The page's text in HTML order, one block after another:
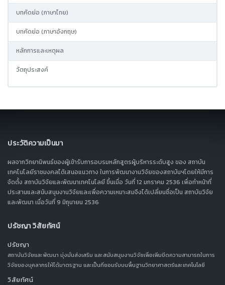
บทคัดย่อ (ภาษาไทย)
บทคัดย่อ (ภาษาอังกฤษ)
หลักการและเหตุผล
วัตถุประสงค์
ประวัติความเป็นมา
ผลจากวิทยานิพนธ์ของผู้เข้ารับการอบรมหลักสูตรผู้บริหารระดับสูง ของ สถาบัน
เทคโนโลยีราชมงคลได้เสนอแนวทาง ในการพัฒนางานวิจัยของสถาบันฯโดยให้มีการ
จัดตั้ง สถาบันวิจัยและพัฒนาเทคโนโลยี ขึ้นเมื่อ วันที่ 12 มกราคม 2536 เพื่อทำหน้าที่
ประสานและสนับสนุนงานวิจัยและเพื่อความเหมาะสมจึงได้เปลี่ยนชื่อเป็น สถาบันวิจัย
และพัฒนา เมื่อวันที่ 9 มิถุนายน 2536
ปรัชญา วิสัยทัศน์
ปรัชญา
สถาบันวิจัยและพัฒนา มุ่งมั่นส่งเสริม และสนับสนุนงานวิจัยเพื่อเพิ่มขีดความสามารถในการ
วิจัยของบุคลากรให้ได้มาตรฐาน และเป็นที่ยอมรับบนพื้นฐานวิทยาศาสตร์และเทคโนโลยี
วิสัยทัศน์